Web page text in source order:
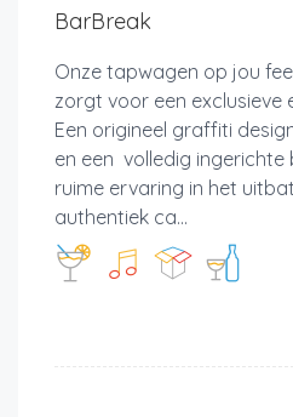
BarBreak
Onze tapwagen op jou
zorgt voor een exclusieve
Een origineel graffiti
en een volledig ingerichte
ruime ervaring in het
authentiek ca...